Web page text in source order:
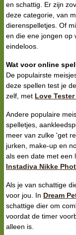
en schattig. Er zijn
deze categorie, van
dierenspelletjes. Of
en die ene jongen op
eindeloos.
Wat voor online
De populairste
deze spellen test je
zelf, met Love Tester
Andere populaire
spelletjes,
meer van zulke 'get
jurken, make-up en
als een date met een
Instadiva Nikke
Als je van schattige
voor jou. In Dream
schattige dier om
voordat de timer
alleen is.